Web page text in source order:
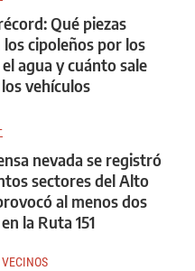
Qué piezas
cipoleños por los
agua y cuánto sale
vehículos
nevada se registró
sectores del Alto
al menos dos
la Ruta 151